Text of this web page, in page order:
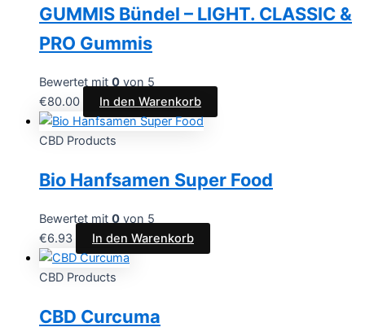
GUMMIS Bündel – LIGHT. CLASSIC &
PRO Gummis
Bewertet mit 0 von 5
€80.00 In den Warenkorb
CBD Products
Bio Hanfsamen Super Food
Bewertet mit 0 von 5
€6.93 In den Warenkorb
CBD Products
CBD Curcuma